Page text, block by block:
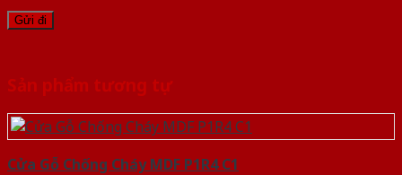
Sản phẩm tương tự
Cửa Gỗ Chống Cháy MDF P1R4 C1